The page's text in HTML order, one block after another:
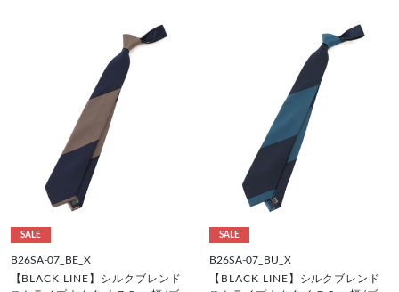
SALE
B26SA-07_BE_X
【BLACK LINE】シルクブレンド
SALE
B26SA-07_BU_X
【BLACK LINE】シルクブレンド